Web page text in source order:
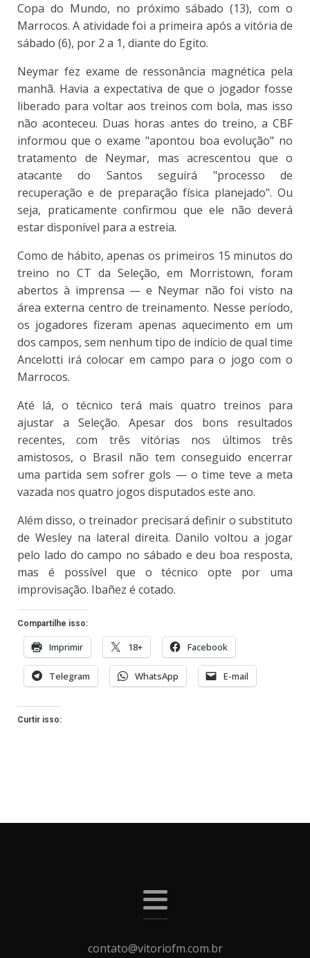
Copa do Mundo, no próximo sábado (13), com o
Marrocos. A atividade foi a primeira após a vitória de
sábado (6), por 2 a 1, diante do Egito.
Neymar fez exame de ressonância magnética pela
manhã. Havia a expectativa de que o jogador fosse
liberado para voltar aos treinos com bola, mas isso
não aconteceu. Duas horas antes do treino, a CBF
informou que o exame "apontou boa evolução" no
tratamento de Neymar, mas acrescentou que o
atacante do Santos seguirá "processo de
recuperação e de preparação física planejado". Ou
seja, praticamente confirmou que ele não deverá
estar disponível para a estreia.
Como de hábito, apenas os primeiros 15 minutos do
treino no CT da Seleção, em Morristown, foram
abertos à imprensa — e Neymar não foi visto na
área externa centro de treinamento. Nesse período,
os jogadores fizeram apenas aquecimento em um
dos campos, sem nenhum tipo de indício de qual time
Ancelotti irá colocar em campo para o jogo com o
Marrocos.
Até lá, o técnico terá mais quatro treinos para
ajustar a Seleção. Apesar dos bons resultados
recentes, com três vitórias nos últimos três
amistosos, o Brasil não tem conseguido encerrar
uma partida sem sofrer gols — o time teve a meta
vazada nos quatro jogos disputados este ano.
Além disso, o treinador precisará definir o substituto
de Wesley na lateral direita. Danilo voltou a jogar
pelo lado do campo no sábado e deu boa resposta,
mas é possível que o técnico opte por uma
improvisação. Ibañez é cotado.
Compartilhe isso:
Imprimir 18+ Facebook
Telegram WhatsApp E-mail
Curtir isso:
contato@vitoriofm.com.br